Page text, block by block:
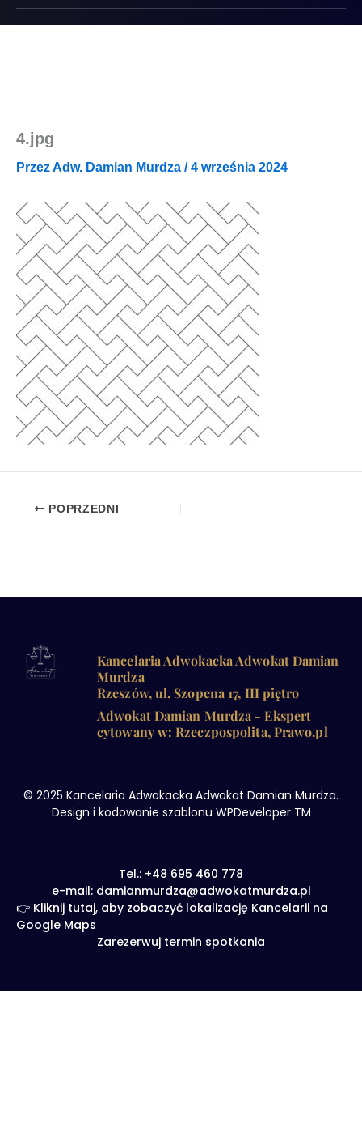
4.jpg
PrzezAdw. Damian Murdza /4 września 2024
POPRZEDNI
Kancelaria Adwokacka Adwokat Damian
Murdza
Rzeszów, ul. Szopena 17, III piętro
Adwokat Damian Murdza - Ekspert
cytowany w: Rzeczpospolita, Prawo.pl
© 2025 Kancelaria Adwokacka Adwokat Damian Murdza.
Design i kodowanie szablonu WPDeveloper TM
Tel.: +48 695 460 778
e-mail: damianmurdza@adwokatmurdza.pl
👉 Kliknij tutaj, aby zobaczyć lokalizację Kancelarii na
Google Maps
Zarezerwuj termin spotkania